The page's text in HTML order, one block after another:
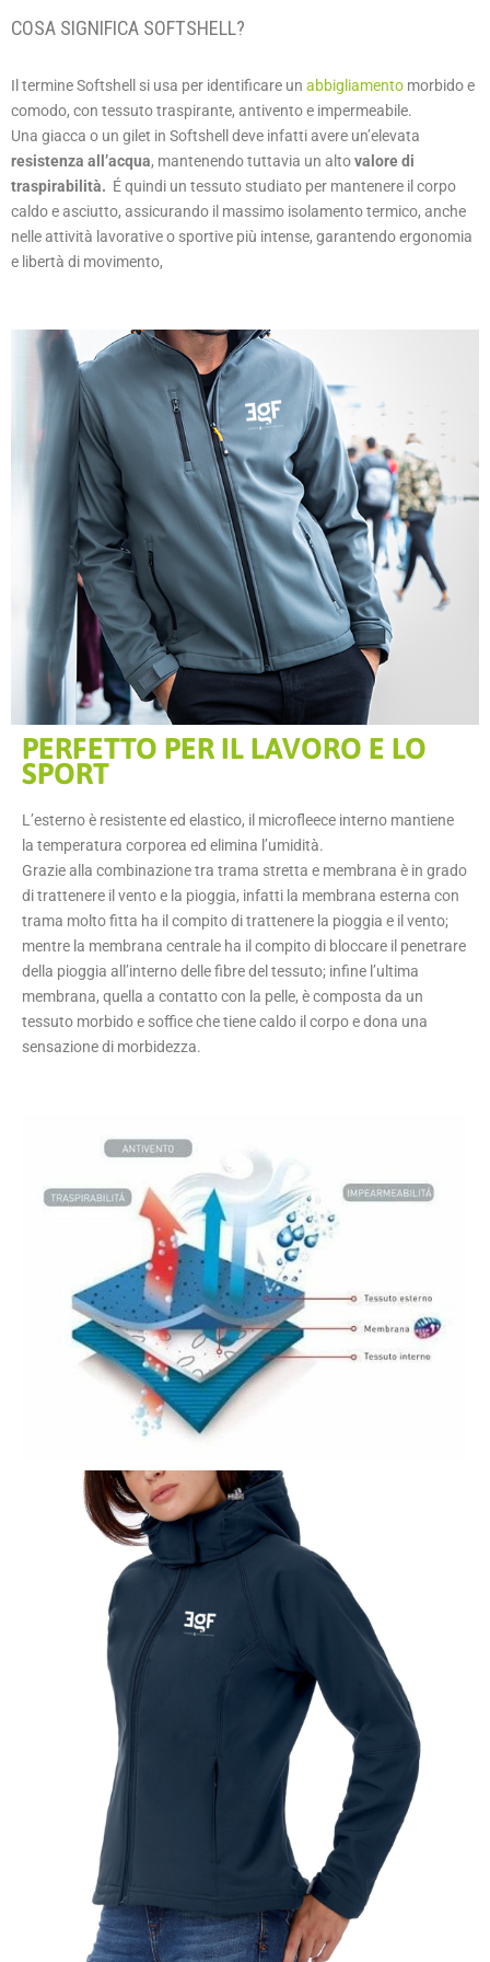
COSA SIGNIFICA SOFTSHELL?
Il termine Softshell si usa per identificare un abbigliamento morbido e
comodo, con tessuto traspirante, antivento e impermeabile.
Una giacca o un gilet in Softshell deve infatti avere un’elevata
resistenza all’acqua, mantenendo tuttavia un altovalore di
traspirabilità. É quindi un tessuto studiato per mantenere il corpo
caldo e asciutto, assicurando il massimo isolamento termico, anche
nelle attività lavorative o sportive più intense, garantendo ergonomia
e libertà di movimento,
PERFETTO PER IL LAVORO E LO
SPORT
L’esterno è resistente ed elastico, il microfleece interno mantiene
la temperatura corporea ed elimina l’umidità.
Grazie alla combinazione tra trama stretta e membrana è in grado
di trattenere il vento e la pioggia, infatti la membrana esterna con
trama molto fitta ha il compito di trattenere la pioggia e il vento;
mentre la membrana centrale ha il compito di bloccare il penetrare
della pioggia all’interno delle fibre del tessuto; infine l’ultima
membrana, quella a contatto con la pelle, è composta da un
tessuto morbido e soffice che tiene caldo il corpo e dona una
sensazione di morbidezza.